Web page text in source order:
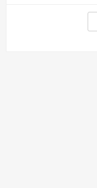
朝的西魏是八柱國之
今山西太原西南）留